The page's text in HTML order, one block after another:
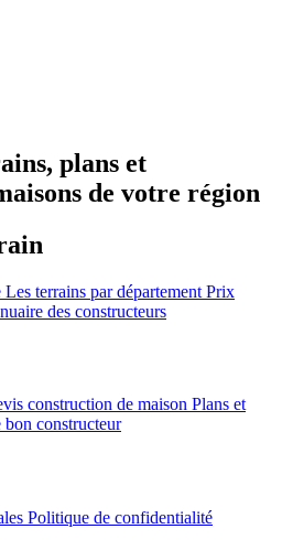
plans et
de votre région
Les terrains par département Prix
des constructeurs
construction de maison Plans et
constructeur
Politique de confidentialité